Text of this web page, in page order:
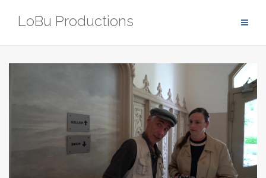
LoBu Productions